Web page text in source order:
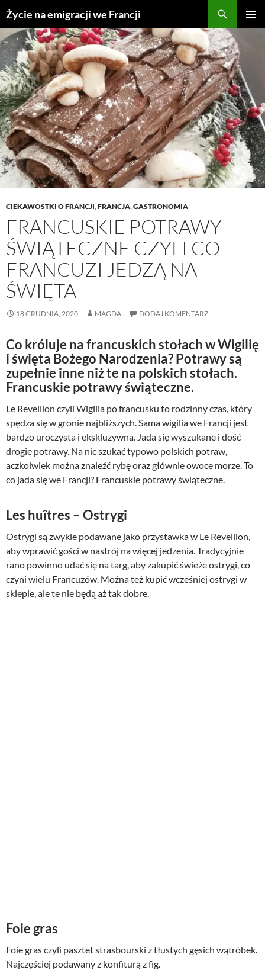
Przejdź
do
treści
Życie na emigracji we Francji
CIEKAWOSTKI O FRANCJI,FRANCJA,GASTRONOMIA
FRANCUSKIE POTRAWY
ŚWIĄTECZNE CZYLI CO
FRANCUZI JEDZĄ NA
ŚWIĘTA
18 GRUDNIA, 2020 MAGDA DODAJ KOMENTARZ
Co króluje na francuskich stołach w Wigilię
i święta Bożego Narodzenia? Potrawy są
zupełnie inne niż te na polskich stołach.
Francuskie potrawy świąteczne.
Le Reveillon czyli Wigilia po francusku to rodzinny czas, który
spędza się w gronie najbliższych. Sama wigilia we Francji jest
bardzo uroczysta i ekskluzywna. Jada się wyszukane i dość
drogie potrawy. Na nic szukać typowo polskich potraw,
aczkolwiek można znaleźć rybę oraz głównie owoce morze. To
co jada się we Francji? Francuskie potrawy świąteczne.
Les huîtres – Ostrygi
Ostrygi są zwykle podawane jako przystawka w Le Reveillon,
aby wprawić gości w nastrój na więcej jedzenia. Tradycyjnie
rano powinno udać się na targ, aby zakupić świeże ostrygi, co
czyni wielu Francuzów. Można też kupić wcześniej ostrygi w
sklepie, ale te nie będą aż tak dobre.
Foie gras
Foie gras czyli pasztet strasbourski z tłustych gęsich wątróbek.
Najczęściej podawany z konfiturą z fig.